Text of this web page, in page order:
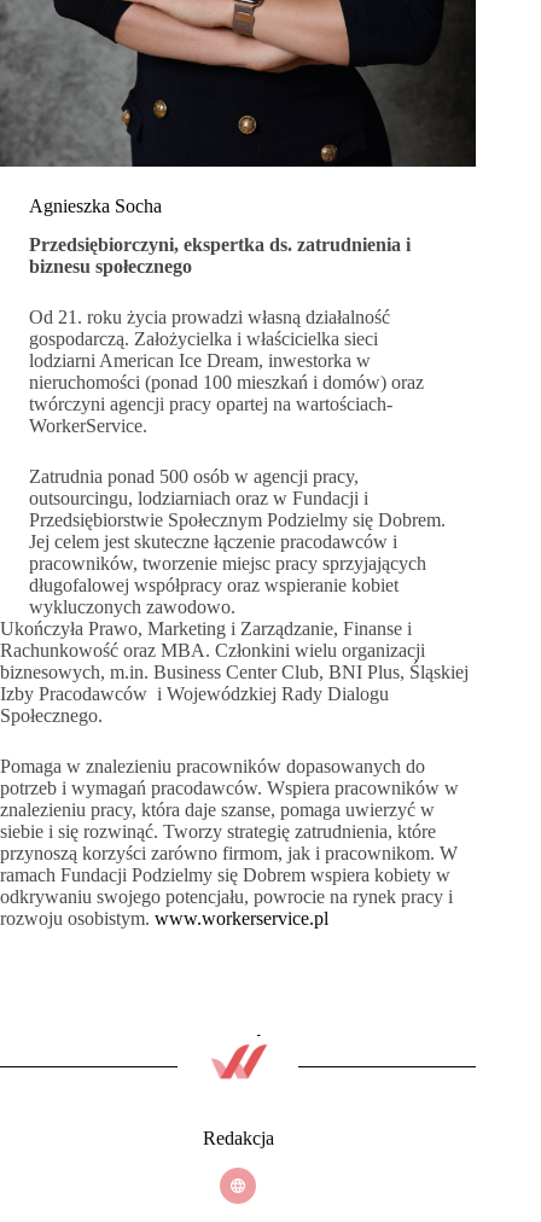
Agnieszka Socha
Przedsiębiorczyni, ekspertka ds. zatrudnienia i
biznesu społecznego
Od 21. roku życia prowadzi własną działalność
gospodarczą. Założycielka i właścicielka sieci
lodziarni American Ice Dream, inwestorka w
nieruchomości (ponad 100 mieszkań i domów) oraz
twórczyni agencji pracy opartej na wartościach-
WorkerService.
Zatrudnia ponad 500 osób w agencji pracy,
outsourcingu, lodziarniach oraz w Fundacji i
Przedsiębiorstwie Społecznym Podzielmy się Dobrem.
Jej celem jest skuteczne łączenie pracodawców i
pracowników, tworzenie miejsc pracy sprzyjających
długofalowej współpracy oraz wspieranie kobiet
wykluczonych zawodowo.
Ukończyła Prawo, Marketing i Zarządzanie, Finanse i
Rachunkowość oraz MBA. Członkini wielu organizacji
biznesowych, m.in. Business Center Club, BNI Plus, Śląskiej
Izby Pracodawców i Wojewódzkiej Rady Dialogu
Społecznego.
Pomaga w znalezieniu pracowników dopasowanych do
potrzeb i wymagań pracodawców. Wspiera pracowników w
znalezieniu pracy, która daje szanse, pomaga uwierzyć w
siebie i się rozwinąć. Tworzy strategię zatrudnienia, które
przynoszą korzyści zarówno firmom, jak i pracownikom. W
ramach Fundacji Podzielmy się Dobrem wspiera kobiety w
odkrywaniu swojego potencjału, powrocie na rynek pracy i
rozwoju osobistym. www.workerservice.pl
Redakcja